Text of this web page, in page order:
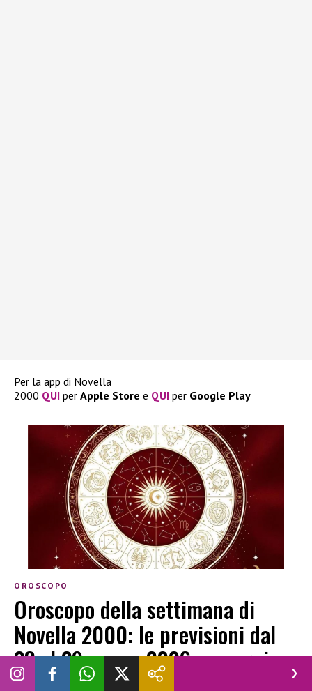
Per la app di Novella
2000 QUI per Apple Store e QUI per Google Play
OROSCOPO
Oroscopo della settimana di
Novella 2000: le previsioni dal
23 al 29 marzo 2026 per ogni